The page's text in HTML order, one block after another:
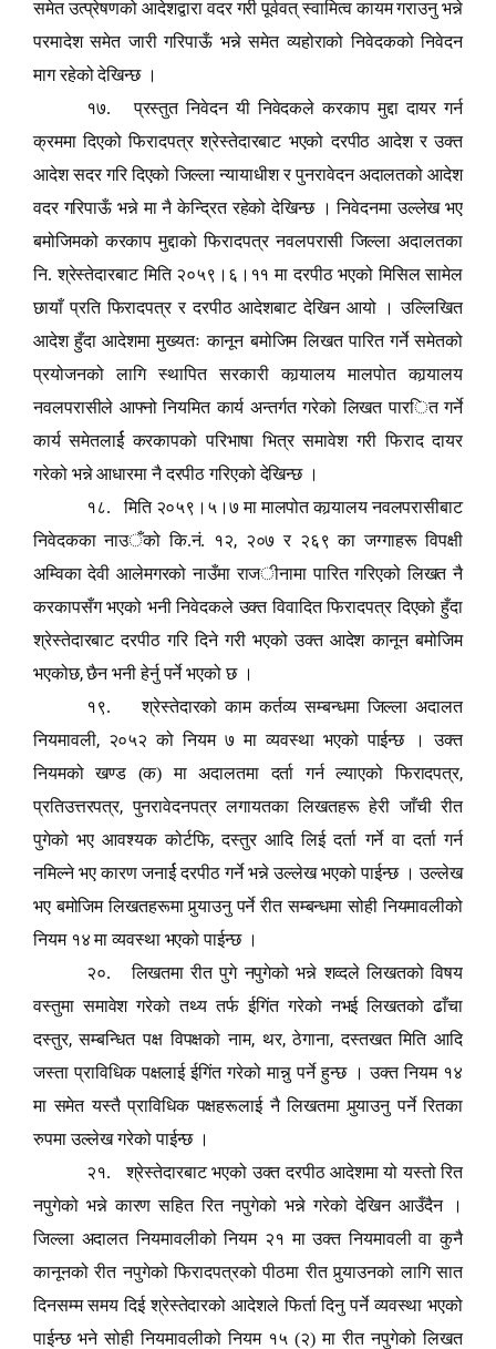
समेत उत्प्रेषणको आदेशद्वारा वदर गरी पूर्ववत् स्वामित्व कायम गराउनु भन्ने
परमादेश समेत जारी गरिपाऊँ भन्ने समेत व्यहोराको निवेदकको निवेदन
माग रहेको देखिन्छ ।
१७. प्रस्तुत निवेदन यी निवेदकले करकाप मुद्दा दायर गर्न
क्रममा दिएको फिरादपत्र श्रेस्तेदारबाट भएको दरपीठ आदेश र उक्त
आदेश सदर गरि दिएको जिल्ला न्यायाधीश र पुनरावेदन अदालतको आदेश
वदर गरिपाऊँ भन्ने मा नै केन्द्रित रहेको देखिन्छ । निवेदनमा उल्लेख भए
बमोजिमको करकाप मुद्दाको फिरादपत्र नवलपरासी जिल्ला अदालतका
नि. श्रेस्तेदारबाट मिति २०५९।६।११ मा दरपीठ भएको मिसिल सामेल
छायाँ प्रति फिरादपत्र र दरपीठ आदेशबाट देखिन आयो । उल्लिखित
आदेश हुँदा आदेशमा मुख्यतः कानून बमोजिम लिखत पारित गर्ने समेतको
प्रयोजनको लागि स्थापित सरकारी कार्‍यालय मालपोत कार्‍यालय
नवलपरासीले आफ्नो नियमित कार्य अन्तर्गत गरेको लिखत पारित गर्ने
कार्य समेतलार्ई करकापको परिभाषा भित्र समावेश गरी फिराद दायर
गरेको भन्ने आधारमा नै दरपीठ गरिएको देखिन्छ ।
१८. मिति २०५९।५।७ मा मालपोत कार्‍यालय नवलपरासीबाट
निवेदकका नाउँको कि.नं. १२, २०७ र २६९ का जग्गाहरू विपक्षी
अम्विका देवी आलेमगरको नाउँमा राजीनामा पारित गरिएको लिखत नै
करकापसँग भएको भनी निवेदकले उक्त विवादित फिरादपत्र दिएको हुँदा
श्रेस्तेदारबाट दरपीठ गरि दिने गरी भएको उक्त आदेश कानून बमोजिम
भएकोछ,छैन भनी हेर्नु पर्ने भएको छ ।
१९. श्रेस्तेदारको काम कर्तव्य सम्बन्धमा जिल्ला अदालत
नियमावली, २०५२ को नियम ७ मा व्यवस्था भएको पाईन्छ । उक्त
नियमको खण्ड (क) मा अदालतमा दर्ता गर्न ल्याएको फिरादपत्र,
प्रतिउत्तरपत्र,पुनरावेदनपत्र लगायतका लिखतहरू हेरी जाँची रीत
पुगेको भए आवश्यक कोर्टफि,दस्तुर आदि लिई दर्ता गर्ने वा दर्ता गर्न
नमिल्ने भए कारण जनार्ई दरपीठ गर्ने भन्ने उल्लेख भएको पाईन्छ । उल्लेख
भए बमोजिम लिखतहरूमा पुर्‍याउनु पर्ने रीत सम्बन्धमा सोही नियमावलीको
नियम १४ मा व्यवस्था भएको पाईन्छ ।
२०. लिखतमा रीत पुगे नपुगेको भन्ने शव्दले लिखतको विषय
वस्तुमा समावेश गरेको तथ्य तर्फ ईगिंत गरेको नभई लिखतको ढाँचा
दस्तुर,सम्बन्धित पक्ष विपक्षको नाम, थर,ठेगाना,दस्तखत मिति आदि
जस्ता प्राविधिक पक्षलाई ईगिंत गरेको मान्नु पर्ने हुन्छ । उक्त नियम १४
मा समेत यस्तै प्राविधिक पक्षहरूलाई नै लिखतमा पुर्‍याउनु पर्ने रितका
रुपमा उल्लेख गरेको पाईन्छ ।
२१. श्रेस्तेदारबाट भएको उक्त दरपीठ आदेशमा यो यस्तो रित
नपुगेको भन्ने कारण सहित रित नपुगेको भन्ने गरेको देखिन आउँदैन ।
जिल्ला अदालत नियमावलीको नियम २१ मा उक्त नियमावली वा कुनै
कानूनको रीत नपुगेको फिरादपत्रको पीठमा रीत पुर्‍याउनको लागि सात
दिनसम्म समय दिई श्रेस्तेदारको आदेशले फिर्ता दिनु पर्ने व्यवस्था भएको
पाईन्छ भने सोही नियमावलीको नियम १५ (२) मा रीत नपुगेको लिखत